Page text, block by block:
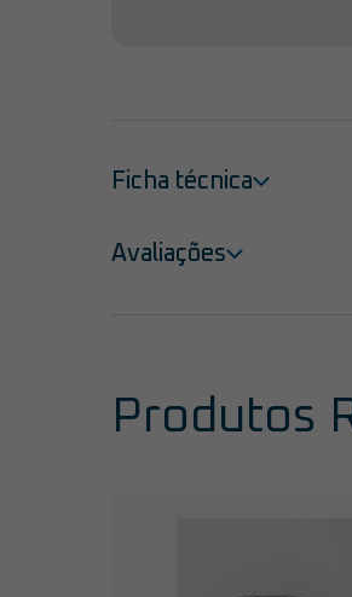
Ficha técnica
Avaliações
Produtos